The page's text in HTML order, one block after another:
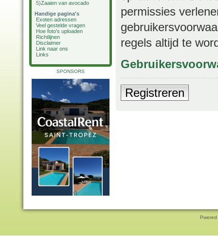
5)Zaaien van avocado
Handige pagina's
Exoten adressen
Veel gestelde vragen
Hoe foto's uploaden
Richtlijnen
Disclaimer
Link naar ons
Links
SPONSORS
permissies
regels altijd te
Registreren